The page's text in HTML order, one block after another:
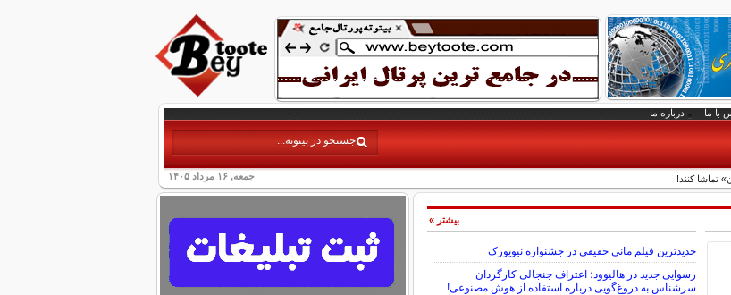
با ما درباره ما
جمعه, ۱۶ مرداد ۱۴۰۵ تماشا کنند!
جدیدترین فیلم مانی حقیقی در جشنواره نیویورک
رسوایی جدید در هالیوود؛ اعتراف جنجالی کارگردان
سرشناس به دروغ‌گویی درباره استفاده از هوش مصنوعی!
بیشتر »